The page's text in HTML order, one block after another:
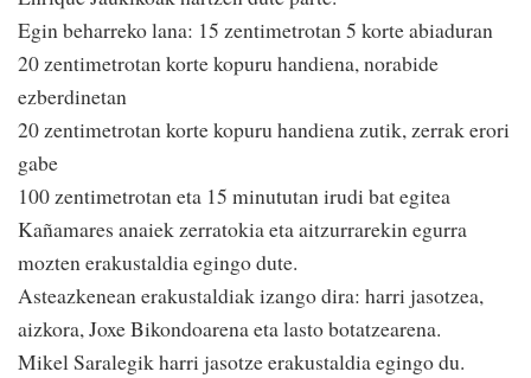
Egin beharreko lana: 15 zentimetrotan 5 korte abiaduran
20 zentimetrotan korte kopuru handiena, norabide
ezberdinetan
20 zentimetrotan korte kopuru handiena zutik, zerrak erori
gabe
100 zentimetrotan eta 15 minututan irudi bat egitea
Kañamares anaiek zerratokia eta aitzurrarekin egurra
mozten erakustaldia egingo dute.
Asteazkenean erakustaldiak izango dira: harri jasotzea,
aizkora, Joxe Bikondoarena eta lasto botatzearena.
Mikel Saralegik harri jasotze erakustaldia egingo du.